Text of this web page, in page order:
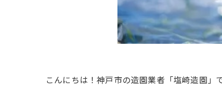
こんにちは！神戸市の造園業者「塩崎造園」